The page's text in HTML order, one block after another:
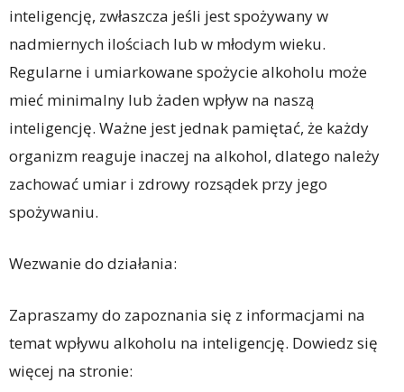
inteligencję, zwłaszcza jeśli jest spożywany w
nadmiernych ilościach lub w młodym wieku.
Regularne i umiarkowane spożycie alkoholu może
mieć minimalny lub żaden wpływ na naszą
inteligencję. Ważne jest jednak pamiętać, że każdy
organizm reaguje inaczej na alkohol, dlatego należy
zachować umiar i zdrowy rozsądek przy jego
spożywaniu.
Wezwanie do działania:
Zapraszamy do zapoznania się z informacjami na
temat wpływu alkoholu na inteligencję. Dowiedz się
więcej na stronie: